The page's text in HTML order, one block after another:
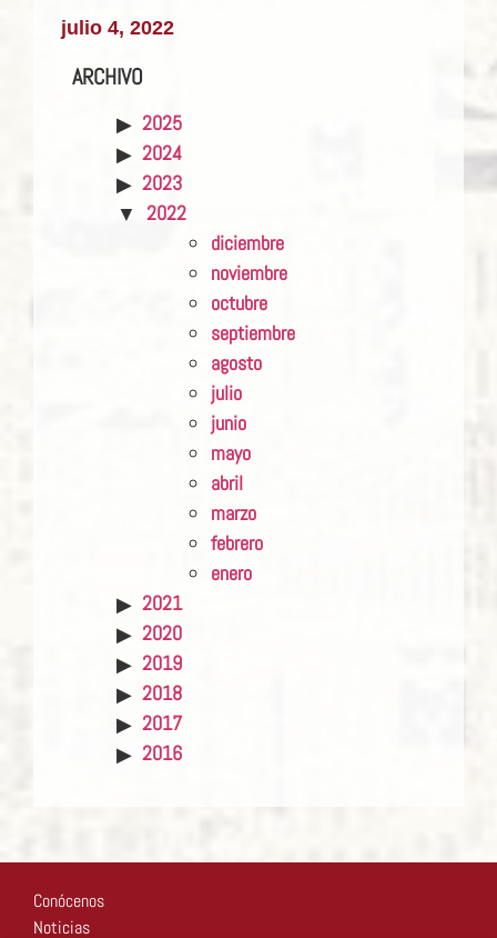
julio 4, 2022
ARCHIVO
2025
2024
2023
2022
diciembre
noviembre
octubre
septiembre
agosto
julio
junio
mayo
abril
marzo
febrero
enero
2021
2020
2019
2018
2017
2016
Conócenos
Noticias